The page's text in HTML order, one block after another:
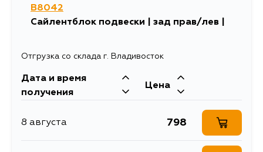
B8042
Сайлентблок подвески | зад прав/лев |
Отгрузка со склада г. Владивосток
Дата и время
получения
Цена
8 августа 798